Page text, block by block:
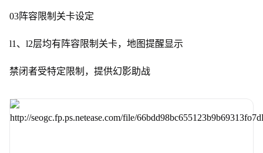
03阵容限制关卡设定
l1、l2层均有阵容限制关卡，地图提醒显示
禁闭者受特定限制，提供幻影助战